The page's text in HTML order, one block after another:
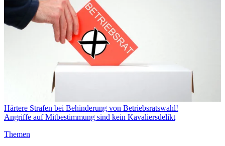
Härtere Strafen bei Behinderung von Betriebsratswahl!
Angriffe auf Mitbestimmung sind kein Kavaliersdelikt
Themen